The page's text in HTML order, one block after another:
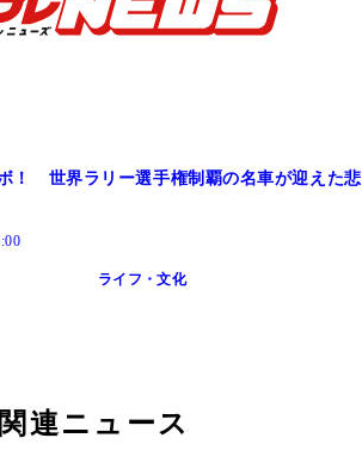
！ 世界ラリー選手権制覇の名車が迎えた悲
ライフ・文化
関連ニュース